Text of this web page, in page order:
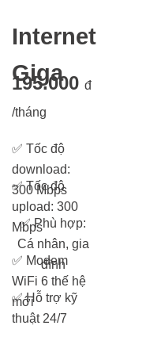
Internet
Giga
195.000 đ
/tháng
✅ Tốc độ
download:
300 Mbps
✅Tốc độ
upload: 300
Mbps
✅Phù hợp:
Cá nhân, gia
đình
✅ Modem
WiFi 6 thế hệ
mới
✅Hỗ trợ kỹ
thuật 24/7